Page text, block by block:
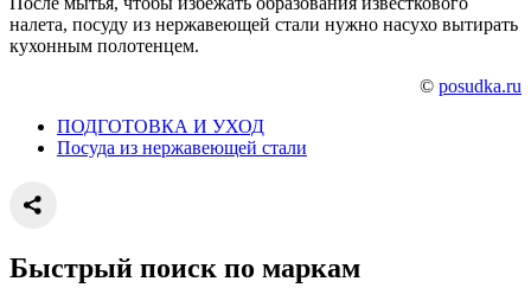
налета, посуду из нержавеющей стали нужно насухо вытирать
кухонным полотенцем.
© posudka.ru
ПОДГОТОВКА И УХОД
Посуда из нержавеющей стали
Быстрый поиск по маркам